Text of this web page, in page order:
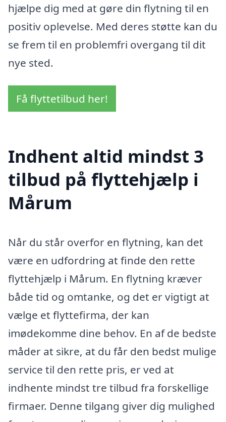
hjælpe dig med at gøre din flytning til en
positiv oplevelse. Med deres støtte kan du
se frem til en problemfri overgang til dit
nye sted.
Få flyttetilbud her!
Indhent altid mindst 3
tilbud på flyttehjælp i
Mårum
Når du står overfor en flytning, kan det
være en udfordring at finde den rette
flyttehjælp i Mårum. En flytning kræver
både tid og omtanke, og det er vigtigt at
vælge et flyttefirma, der kan
imødekomme dine behov. En af de bedste
måder at sikre, at du får den bedst mulige
service til den rette pris, er ved at
indhente mindst tre tilbud fra forskellige
firmaer. Denne tilgang giver dig mulighed